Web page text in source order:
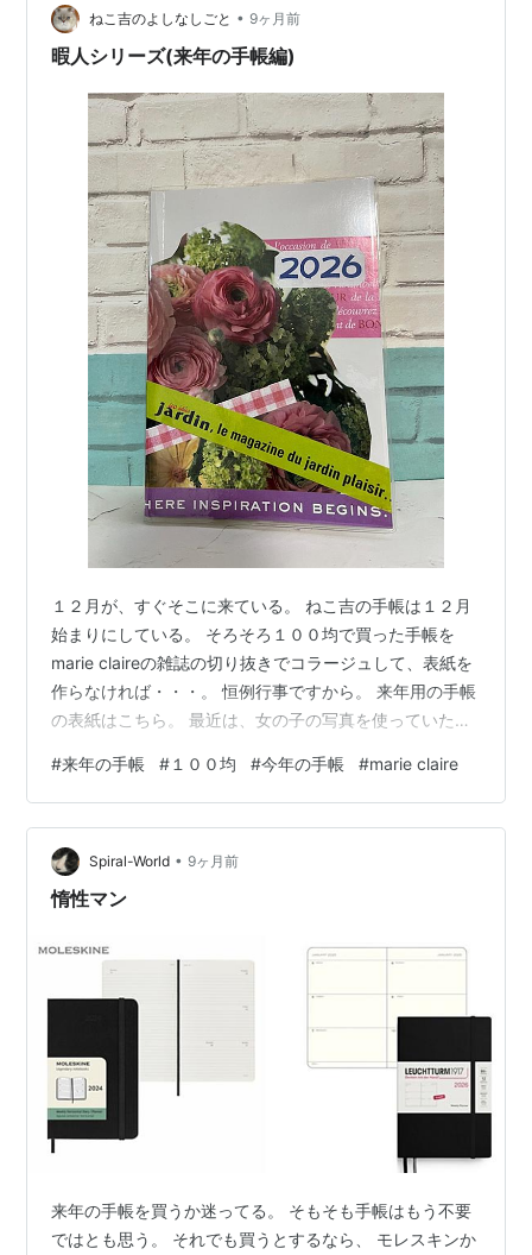
ねこ吉のよしなしごと • 9ヶ月前
暇人シリーズ(来年の手帳編)
１２月が、すぐそこに来ている。 ねこ吉の手帳は１２月
始まりにしている。 そろそろ１００均で買った手帳を
marie claireの雑誌の切り抜きでコラージュして、表紙を
作らなければ・・・。 恒例行事ですから。 来年用の手帳
の表紙はこちら。 最近は、女の子の写真を使っていたん
リくる子供がいない。人材不足？少子化？ハハハ。 仕方
がなく花束をメインにして、雑誌の端をリボンの様に斜
め掛け。 年号は、Open Office Writerでフォントを選ん
で拡大して作った。 色は毎年紺色にすることが多いな。
ちなみに今年の手帳は・・・。 ↓ ２０２１年、２０２…
#来年の手帳 # １００均 #今年の手帳 #marie claire
Spiral-World • 9ヶ月前
惰性マン
来年の手帳を買うか迷ってる。 そもそも手帳はもう不要
ではとも思う。 それでも買うとするなら、 モレスキンか